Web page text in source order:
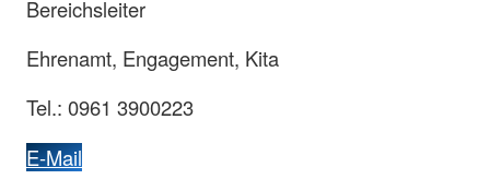
Bereichsleiter
Ehrenamt, Engagement, Kita
Tel.: 0961 3900223
E-Mail